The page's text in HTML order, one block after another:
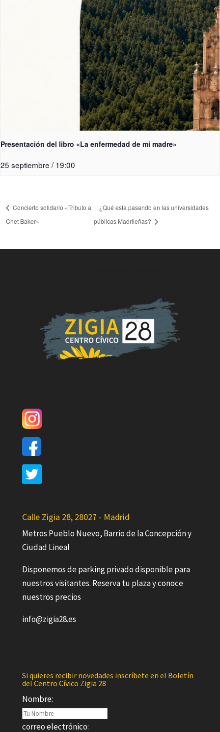
Presentación del libro «La enfermedad de mi madre»
25 septiembre / 19:00
Concierto solidario «Tributo a
Chet Baker»
¿Qué esta pasando en las universidades
públicas Madrileñas?
Calle Zigia 28, 28027 - Madrid
Metros Pueblo Nuevo, Barrio de la Concepción y
Ciudad Lineal
Disponemos de parking privado disponible para
nuestros visitantes. Reserva tu plaza y conoce
nuestros precios
info@zigia28.es
Si quieres recibir novedades inscríbete en el Boletín
del Centro Cívico Zigia 28
Nombre:
correo electrónico: